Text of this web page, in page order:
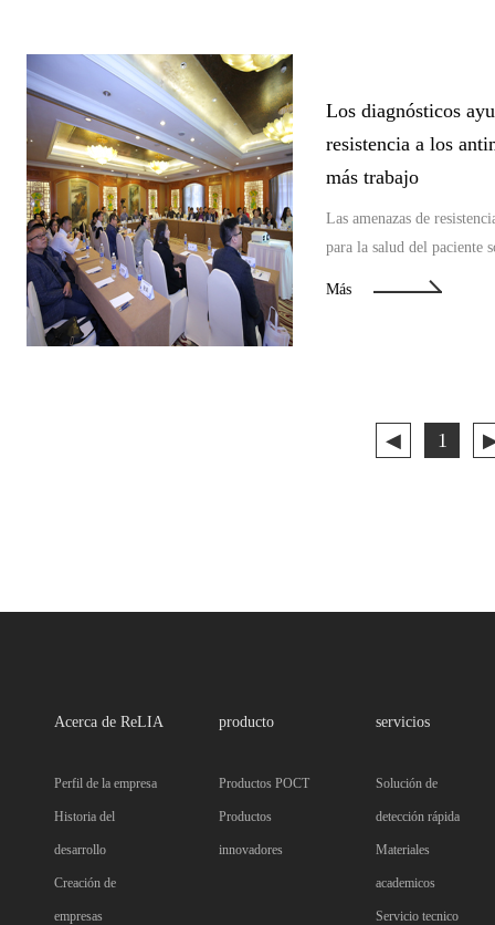
Los diagnósticos
resistencia a los
más trabajo
Las amenazas de
para la salud del paciente
diagnósticos están
Más
◀ 1
Acerca de ReLIA
Perfil de la empresa
Historia del
desarrollo
Creación de
empresas
producto
Productos POCT
Productos
innovadores
servicios
Solución de
detección rápida
Materiales
academicos
Servicio tecnico